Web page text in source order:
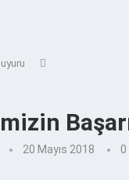
20 Mayıs 2018 0